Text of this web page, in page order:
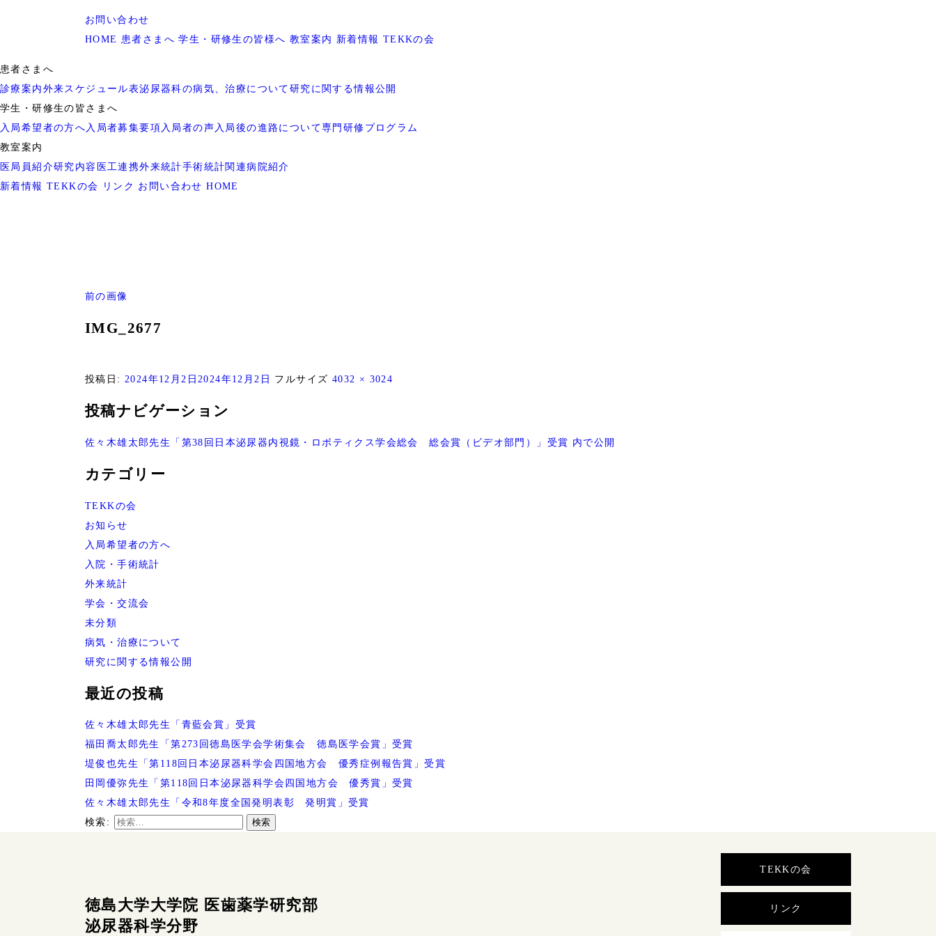
お問い合わせ
HOME 患者さまへ 学生・研修生の皆様へ 教室案内 新着情報 TEKKの会
患者さまへ
診療案内 外来スケジュール表泌尿器科の病気、治療について 研究に関する情報公開
学生・研修生の皆さまへ
入局希望者の方へ 入局者募集要項 入局者の声 入局後の進路について専門研修プログラム
教室案内
医局員紹介研究内容 医工連携外来統計手術統計関連病院紹介
新着情報 TEKKの会 リンク お問い合わせ HOME
前の画像
IMG_2677
投稿日: 2024年12月2日 2024年12月2日 フルサイズ 4032 × 3024
投稿ナビゲーション
佐々木雄太郎先生「第38回日本泌尿器内視鏡・ロボティクス学会総会 総会賞（ビデオ部門）」受賞 内で公開
カテゴリー
TEKKの会
お知らせ
入局希望者の方へ
入院・手術統計
外来統計
学会・交流会
未分類
病気・治療について
研究に関する情報公開
最近の投稿
佐々木雄太郎先生「青藍会賞」受賞
福田喬太郎先生「第273回徳島医学会学術集会 徳島医学会賞」受賞
堤俊也先生「第118回日本泌尿器科学会四国地方会 優秀症例報告賞」受賞
田岡優弥先生「第118回日本泌尿器科学会四国地方会 優秀賞」受賞
佐々木雄太郎先生「令和8年度全国発明表彰 発明賞」受賞
検索:
検索
徳島大学大学院 医歯薬学研究部
泌尿器科学分野
TEKKの会
リンク